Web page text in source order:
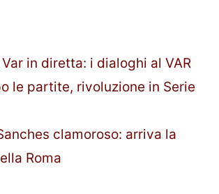
Var in diretta: i dialoghi al VAR
le partite, rivoluzione in Serie
clamoroso: arriva la
Roma